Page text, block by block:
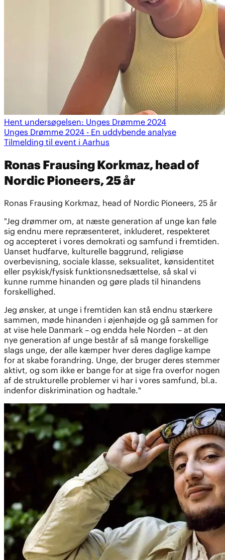
Hent undersøgelsen: Unges Drømme 2024
Unges Drømme 2024 - En uddybende analyse
Tilmelding til event i Aarhus
Ronas Frausing Korkmaz, head of
Nordic Pioneers, 25 år
Ronas Frausing Korkmaz, head of Nordic Pioneers, 25 år
"Jeg drømmer om, at næste generation af unge kan føle
sig endnu mere repræsenteret, inkluderet, respekteret
og accepteret i vores demokrati og samfund i fremtiden.
Uanset hudfarve, kulturelle baggrund, religiøse
overbevisning, sociale klasse, seksualitet, kønsidentitet
eller psykisk/fysisk funktionsnedsættelse, så skal vi
kunne rumme hinanden og gøre plads til hinandens
forskellighed.
Jeg ønsker, at unge i fremtiden kan stå endnu stærkere
sammen, møde hinanden i øjenhøjde og gå sammen for
at vise hele Danmark – og endda hele Norden – at den
nye generation af unge består af så mange forskellige
slags unge, der alle kæmper hver deres daglige kampe
for at skabe forandring. Unge, der bruger deres stemmer
aktivt, og som ikke er bange for at sige fra overfor nogen
af de strukturelle problemer vi har i vores samfund, bl.a.
indenfor diskrimination og hadtale."